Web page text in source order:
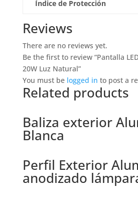
Índice de Protección
Reviews
There are no reviews yet.
Be the first to review “Pantalla
20W Luz Natural”
You must be logged in to post a
Related products
Baliza exterior
Blanca
Perfil Exterior
anodizado